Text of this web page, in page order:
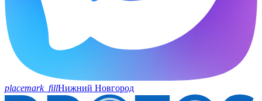
placemark_fillНижний Новгород